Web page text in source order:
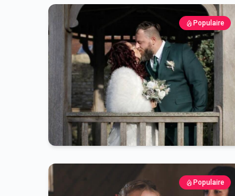
Populaire
Populaire